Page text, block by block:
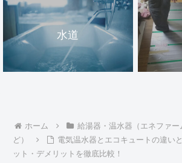
水道
ホーム
給湯器・温水器（エネファ
ど）
電気温水器とエコキュートの違い
ット・デメリットを徹底比較！